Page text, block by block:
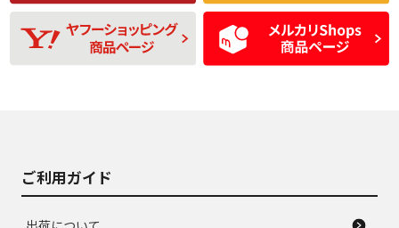
D
使用感や目立つ傷が
あり、一般的な中古
品
D
残り溝も少なく、偏
磨耗がみられ、短期
間使用できるくらい
の中古品
ご利用ガイド